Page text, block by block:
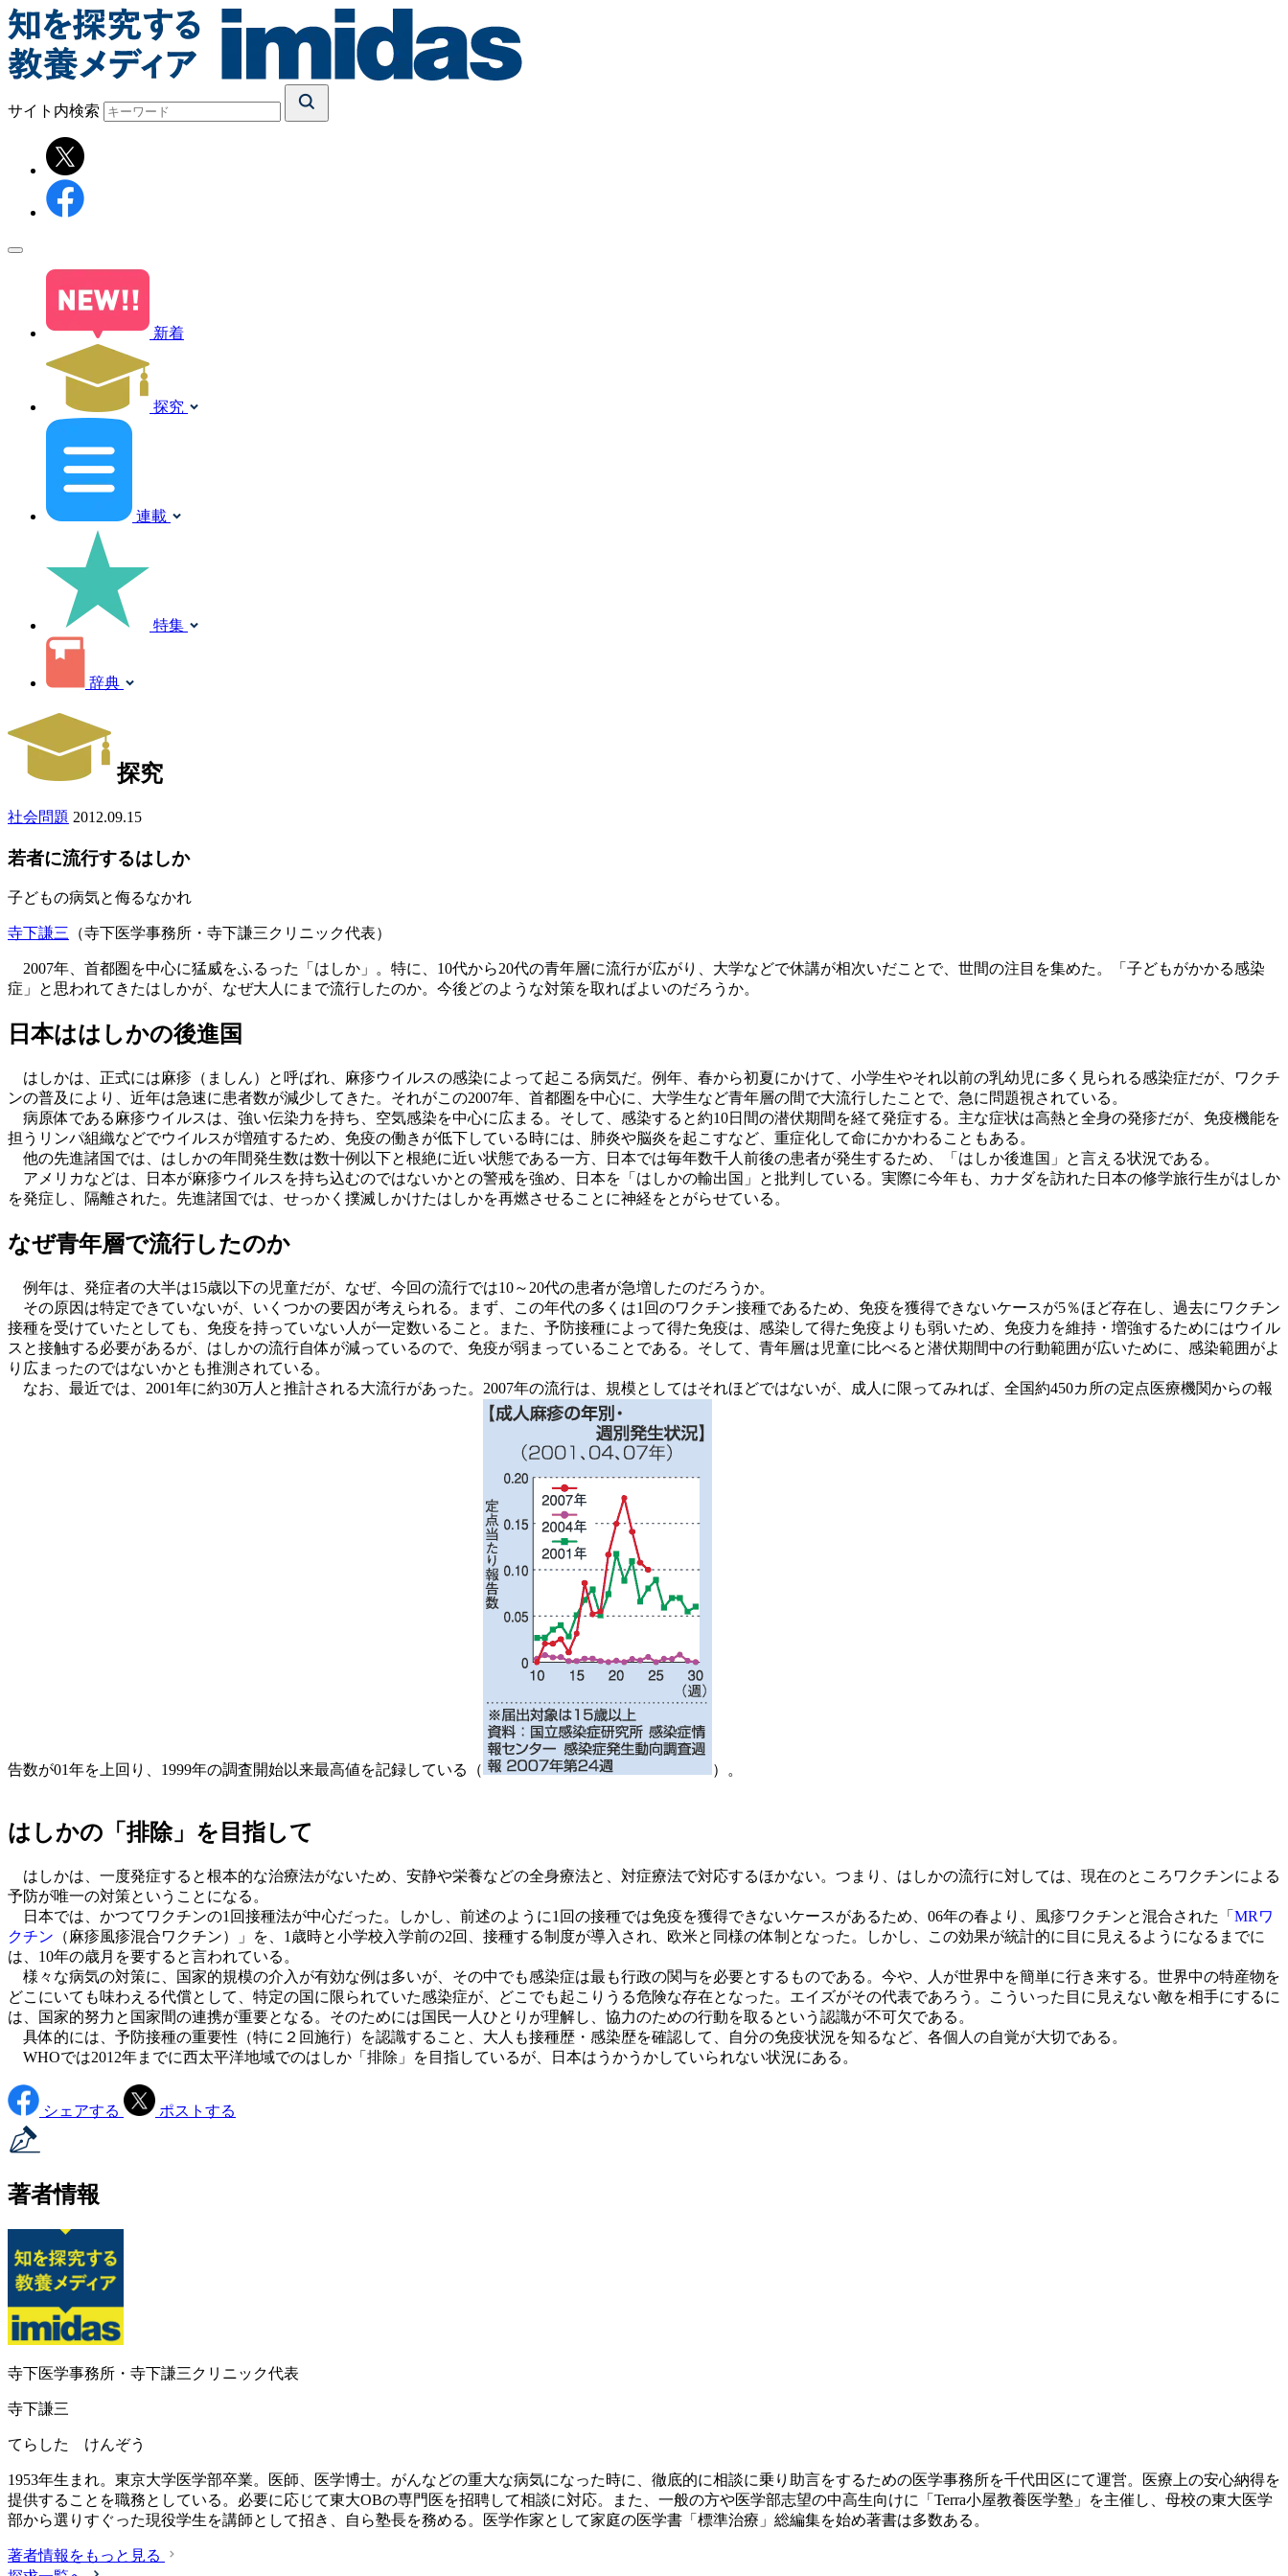
サイト内検索
新着
探究
連載
特集
辞典
探究
社会問題 2012.09.15
若者に流行するはしか
子どもの病気と侮るなかれ
寺下謙三 （寺下医学事務所・寺下謙三クリニック代表）
2007年、首都圏を中心に猛威をふるった「はしか」。特に、10代から20代の青年層に流行が広がり、大学などで休講が相次いだことで、世間の注目を集めた。「子どもがかかる感染
症」と思われてきたはしかが、なぜ大人にまで流行したのか。今後どのような対策を取ればよいのだろうか。
日本ははしかの後進国
はしかは、正式には麻疹（ましん）と呼ばれ、麻疹ウイルスの感染によって起こる病気だ。例年、春から初夏にかけて、小学生やそれ以前の乳幼児に多く見られる感染症だが、ワクチ
ンの普及により、近年は急速に患者数が減少してきた。それがこの2007年、首都圏を中心に、大学生など青年層の間で大流行したことで、急に問題視されている。
病原体である麻疹ウイルスは、強い伝染力を持ち、空気感染を中心に広まる。そして、感染すると約10日間の潜伏期間を経て発症する。主な症状は高熱と全身の発疹だが、免疫機能を
担うリンパ組織などでウイルスが増殖するため、免疫の働きが低下している時には、肺炎や脳炎を起こすなど、重症化して命にかかわることもある。
他の先進諸国では、はしかの年間発生数は数十例以下と根絶に近い状態である一方、日本では毎年数千人前後の患者が発生するため、「はしか後進国」と言える状況である。
アメリカなどは、日本が麻疹ウイルスを持ち込むのではないかとの警戒を強め、日本を「はしかの輸出国」と批判している。実際に今年も、カナダを訪れた日本の修学旅行生がはしか
を発症し、隔離された。先進諸国では、せっかく撲滅しかけたはしかを再燃させることに神経をとがらせている。
なぜ青年層で流行したのか
例年は、発症者の大半は15歳以下の児童だが、なぜ、今回の流行では10～20代の患者が急増したのだろうか。
その原因は特定できていないが、いくつかの要因が考えられる。まず、この年代の多くは1回のワクチン接種であるため、免疫を獲得できないケースが5％ほど存在し、過去にワクチン
接種を受けていたとしても、免疫を持っていない人が一定数いること。また、予防接種によって得た免疫は、感染して得た免疫よりも弱いため、免疫力を維持・増強するためにはウイル
スと接触する必要があるが、はしかの流行自体が減っているので、免疫が弱まっていることである。そして、青年層は児童に比べると潜伏期間中の行動範囲が広いために、感染範囲がよ
り広まったのではないかとも推測されている。
なお、最近では、2001年に約30万人と推計される大流行があった。2007年の流行は、規模としてはそれほどではないが、成人に限ってみれば、全国約450カ所の定点医療機関からの報
告数が01年を上回り、1999年の調査開始以来最高値を記録している（ ）。
はしかの「排除」を目指して
はしかは、一度発症すると根本的な治療法がないため、安静や栄養などの全身療法と、対症療法で対応するほかない。つまり、はしかの流行に対しては、現在のところワクチンによる
予防が唯一の対策ということになる。
日本では、かつてワクチンの1回接種法が中心だった。しかし、前述のように1回の接種では免疫を獲得できないケースがあるため、06年の春より、風疹ワクチンと混合された「 MRワ
クチン （麻疹風疹混合ワクチン）」を、1歳時と小学校入学前の2回、接種する制度が導入され、欧米と同様の体制となった。しかし、この効果が統計的に目に見えるようになるまでに
は、10年の歳月を要すると言われている。
様々な病気の対策に、国家的規模の介入が有効な例は多いが、その中でも感染症は最も行政の関与を必要とするものである。今や、人が世界中を簡単に行き来する。世界中の特産物を
どこにいても味わえる代償として、特定の国に限られていた感染症が、どこでも起こりうる危険な存在となった。エイズがその代表であろう。こういった目に見えない敵を相手にするに
は、国家的努力と国家間の連携が重要となる。そのためには国民一人ひとりが理解し、協力のための行動を取るという認識が不可欠である。
具体的には、予防接種の重要性（特に２回施行）を認識すること、大人も接種歴・感染歴を確認して、自分の免疫状況を知るなど、各個人の自覚が大切である。
WHOでは2012年までに西太平洋地域でのはしか「排除」を目指しているが、日本はうかうかしていられない状況にある。
シェアする ポストする
著者情報
寺下医学事務所・寺下謙三クリニック代表
寺下謙三
てらした けんぞう
1953年生まれ。東京大学医学部卒業。医師、医学博士。がんなどの重大な病気になった時に、徹底的に相談に乗り助言をするための医学事務所を千代田区にて運営。医療上の安心納得を
提供することを職務としている。必要に応じて東大OBの専門医を招聘して相談に対応。また、一般の方や医学部志望の中高生向けに「Terra小屋教養医学塾」を主催し、母校の東大医学
部から選りすぐった現役学生を講師として招き、自ら塾長を務める。医学作家として家庭の医学書「標準治療」総編集を始め著書は多数ある。
著者情報をもっと見る